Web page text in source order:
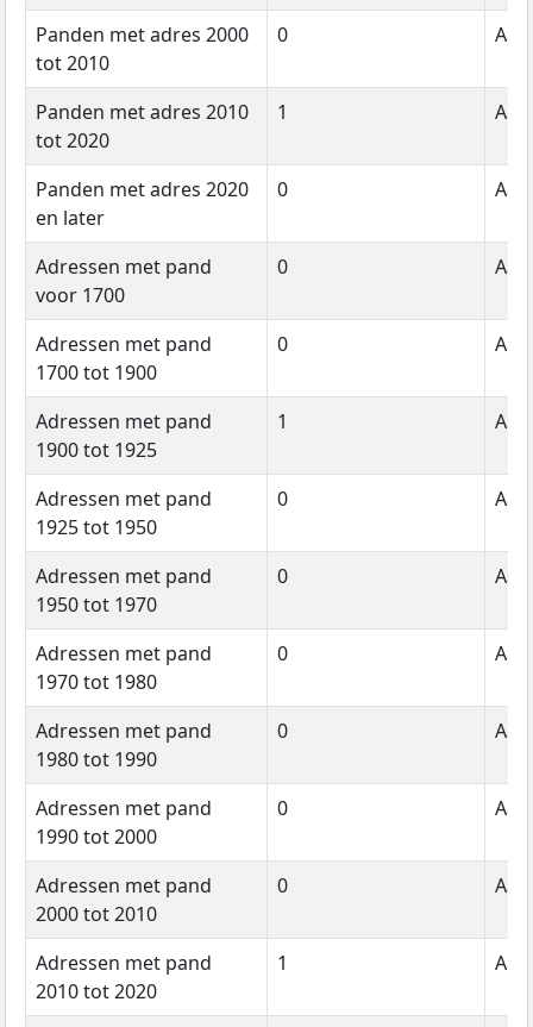
Panden met adres 2000
tot 2010
0
Panden met adres 2010
tot 2020
1
Panden met adres 2020
en later
0
Adressen met pand
voor 1700
0
Adressen met pand
1700 tot 1900
0
Adressen met pand
1900 tot 1925
1
Adressen met pand
1925 tot 1950
0
Adressen met pand
1950 tot 1970
0
Adressen met pand
1970 tot 1980
0
Adressen met pand
1980 tot 1990
0
Adressen met pand
1990 tot 2000
0
Adressen met pand
2000 tot 2010
0
Adressen met pand
2010 tot 2020
1